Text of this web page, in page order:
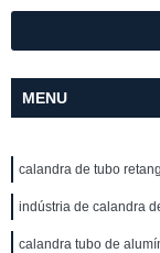
MENU
calandra de tubo
indústria de calandra
calandra tubo de